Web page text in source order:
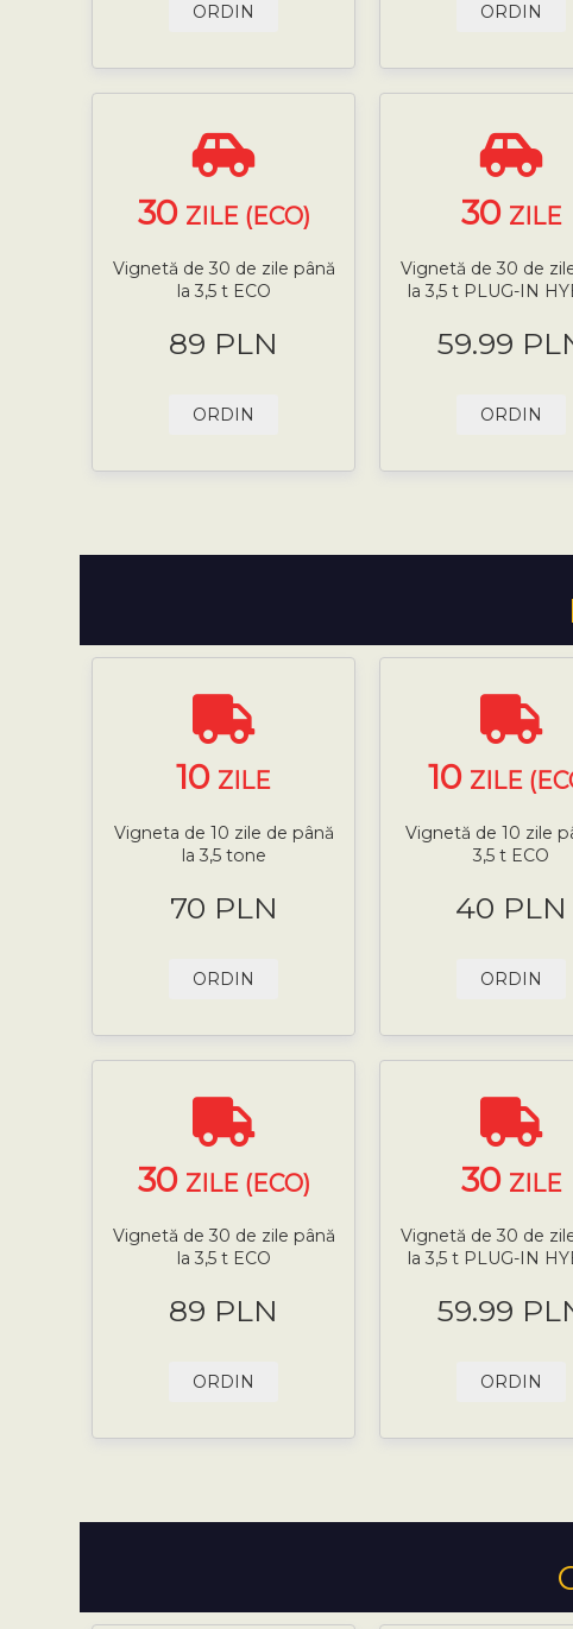
ORDIN ORDIN
30 ZILE (ECO)
Vignetă de 30 de zile până
la 3,5 t ECO
89 PLN
ORDIN
30 ZILE
Vignetă de 30 de
la 3,5 t PLUG-IN
59.99
ORDIN
10 ZILE
Vigneta de 10 zile de până
la 3,5 tone
70 PLN
ORDIN
10 ZILE
Vignetă de 10 zile
3,5 t ECO
40 PLN
ORDIN
30 ZILE (ECO)
Vignetă de 30 de zile până
la 3,5 t ECO
89 PLN
ORDIN
30 ZILE
Vignetă de 30 de
la 3,5 t PLUG-IN
59.99
ORDIN